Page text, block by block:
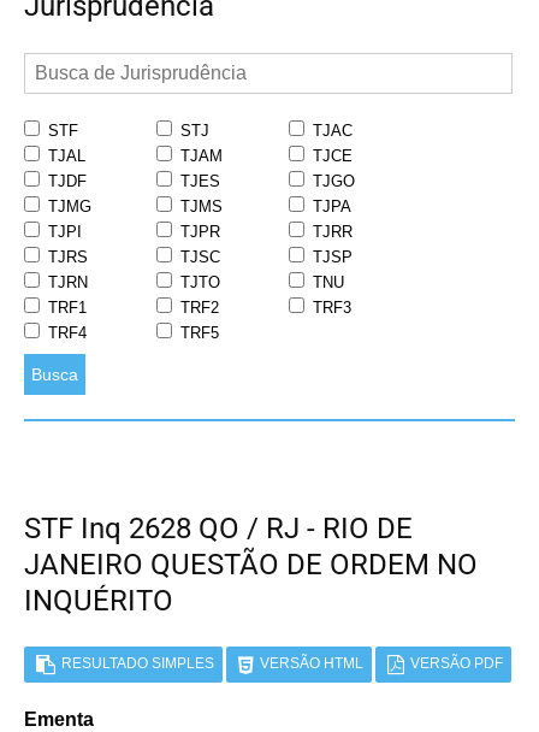
STF STJ
TJAC
TJAL
TJAM
TJCE
TJDF
TJES
TJGO
TJMG
TJMS
TJPA
TJPI
TJPR
TJRR
TJRS
TJSC
TJSP
TJRN
TJTO
TNU
TRF1
TRF2
TRF3
TRF4
TRF5
Busca
STF Inq 2628 QO / RJ - RIO DE
JANEIRO QUESTÃO DE ORDEM NO
INQUÉRITO
RESULTADO SIMPLES VERSÃO HTML VERSÃO PDF
Ementa